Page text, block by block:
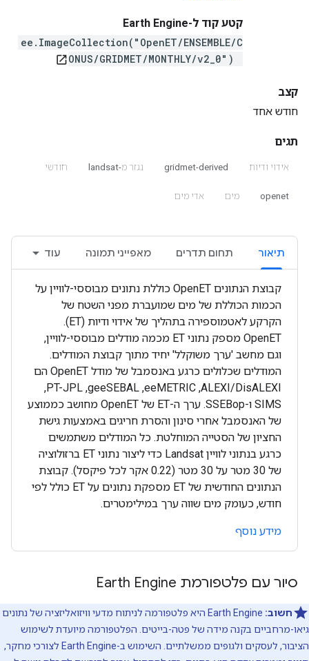
קטע קוד ל-Earth Engine
ee.ImageCollection("OpenET/ENSEMBLE/C
ONUS/GRIDMET/MONTHLY/v2_0")
open_in_new
קצב
חודש אחד
תגים
אידוי ודיות gridmet-derived נגזר מ-landsat חודשי
openet מים אדי מים
תיאור תחום תדרים מאפייני תמונה עוד
קבוצת הנתונים OpenET כוללת נתונים מבוססי-לוויין על
הכמות הכוללת של מים שמועברת מפני השטח של
הקרקע לאטמוספירה בתהליך של אידוי ודיות (ET).
‫OpenET מספק נתוני ET מכמה מודלים מבוססי-לוויין,
וגם מחשב 'ערך משוקלל' יחיד מתוך קבוצת המודלים.
המודלים שכלולים כרגע באנסמבל של מודל OpenET הם
ALEXI/DisALEXI,‏ eeMETRIC,‏ geeSEBAL,‏ PT-JPL,‏
SIMS ו-SSEBop. ערך ה-ET של OpenET מחושב כממוצע
של האנסמבל אחרי סינון והסרת חריגים באמצעות גישת
החציון של הסטייה המוחלטת. כל המודלים משתמשים
כרגע בנתוני לוויין Landsat כדי ליצור נתוני ET ברזולוציה
של 30 מטר על 30 מטר (0.22 אקר לכל פיקסל). קבוצת
הנתונים החודשית של ET מספקת נתונים על ET כולל לפי
חודש, כעומק מים שווה ערך במילימטרים.
מידע נוסף
סיור עם פלטפורמת Earth Engine
חשוב:
‫Earth Engine היא פלטפורמה לניתוח מדעי וויזואליזציה של נתונים
גיאו-מרחביים בקנה מידה של פטה-בייטים. הפלטפורמה מיועדת לשימוש
הציבור, לעסקים ולגופים ממשלתיים. השימוש ב-Earth Engine לצורכי מחקר,